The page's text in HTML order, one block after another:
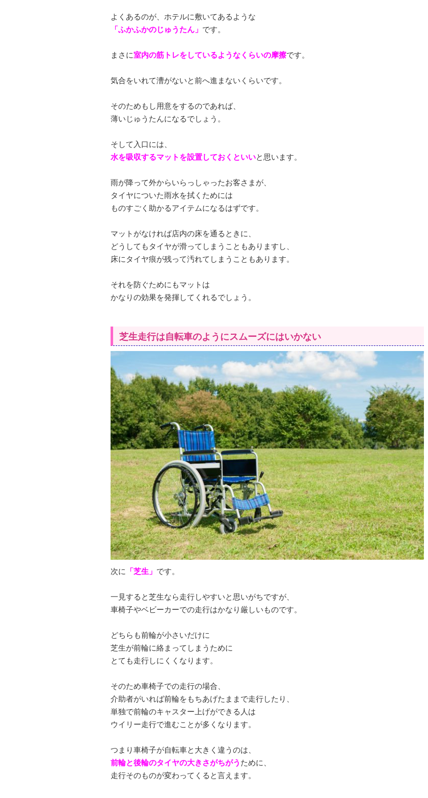
よくあるのが、ホテルに敷いてあるような
「ふかふかのじゅうたん」 です。
まさに室内の筋トレをしているようなくらいの摩擦です。
気合をいれて漕がないと前へ進まないくらいです。
そのためもし用意をするのであれば、
薄いじゅうたんになるでしょう。
そして入口には、
水を吸収するマットを設置しておくといいと思います。
雨が降って外からいらっしゃったお客さまが、
タイヤについた雨水を拭くためには
ものすごく助かるアイテムになるはずです。
マットがなければ店内の床を通るときに、
どうしてもタイヤが滑ってしまうこともありますし、
床にタイヤ痕が残って汚れてしまうこともあります。
それを防ぐためにもマットは
かなりの効果を発揮してくれるでしょう。
芝生走行は自転車のようにスムーズにはいかない
次に 「芝生」 です。
一見すると芝生なら走行しやすいと思いがちですが、
車椅子やベビーカーでの走行はかなり厳しいものです。
どちらも前輪が小さいだけに
芝生が前輪に絡まってしまうために
とても走行しにくくなります。
そのため車椅子での走行の場合、
介助者がいれば前輪をもちあげたままで走行したり、
単独で前輪のキャスター上げができる人は
ウイリー走行で進むことが多くなります。
つまり車椅子が自転車と大きく違うのは、
前輪と後輪のタイヤの大きさがちがう ために、
走行そのものが変わってくると言えます。